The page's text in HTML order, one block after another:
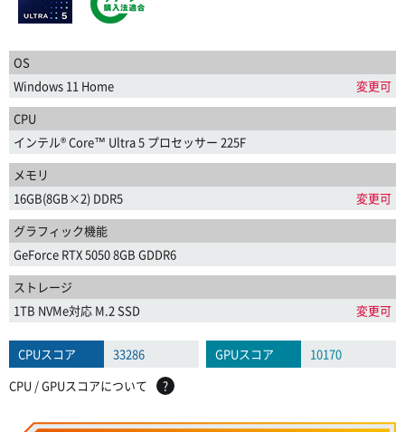
OS
Windows 11 Home
変更可
CPU
インテル® Core™ Ultra 5 プロセッサー 225F
メモリ
16GB(8GB×2) DDR5
変更可
グラフィック機能
GeForce RTX 5050 8GB GDDR6
ストレージ
1TB NVMe対応 M.2 SSD
変更可
CPUスコア 33286 GPUスコア
10170
CPU / GPUスコアについて
?